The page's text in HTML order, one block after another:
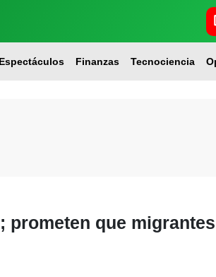
Espectáculos Finanzas Tecnociencia
que